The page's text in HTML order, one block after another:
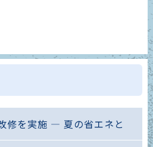
修を実施 ― 夏の省エネと